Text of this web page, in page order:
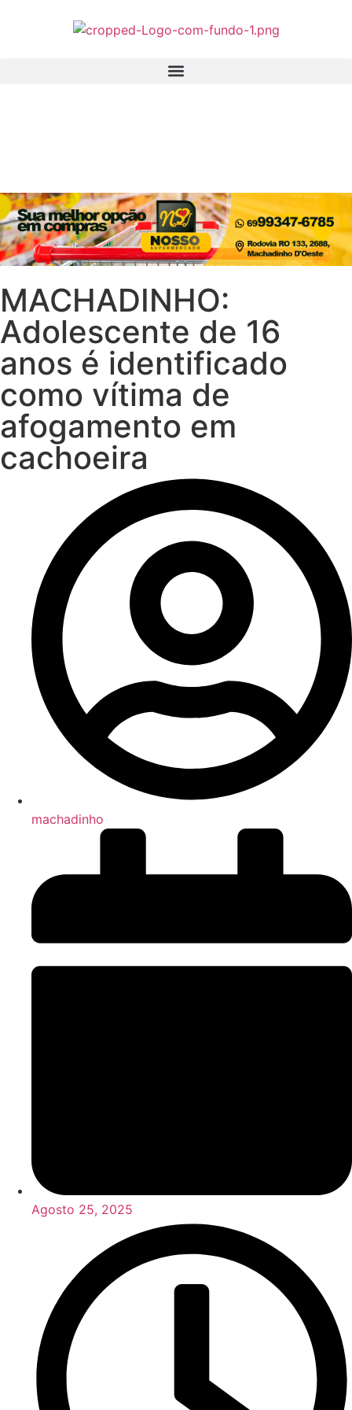
MACHADINHO:
Adolescente de 16
anos é identificado
como vítima de
afogamento em
cachoeira
machadinho
Agosto 25, 2025